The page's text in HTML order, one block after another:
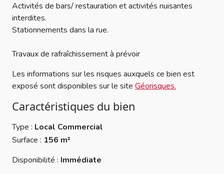
Activités de bars/ restauration et activités nuisantes
interdites.
Stationnements dans la rue.
Travaux de rafraîchissement à prévoir
Les informations sur les risques auxquels ce bien est
exposé sont disponibles sur le site Géorisques.
Caractéristiques du bien
Type : Local Commercial
Surface : 156 m²
Disponibilité : Immédiate